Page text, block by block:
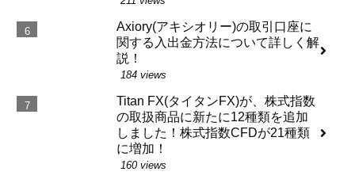
Axiory(アキシオリー)の取引口座に
関する入出金方法について詳しく解
説！
184 views
Titan FX(タイタンFX)が、株式指数
の取扱商品に新たに12種類を追加
しました！株式指数CFDが21種類
に増加！
160 views